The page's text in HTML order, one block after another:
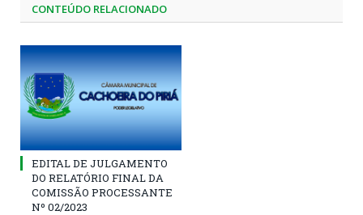
CONTEÚDO RELACIONADO
EDITAL DE JULGAMENTO
DO RELATÓRIO FINAL DA
COMISSÃO PROCESSANTE
Nº 02/2023